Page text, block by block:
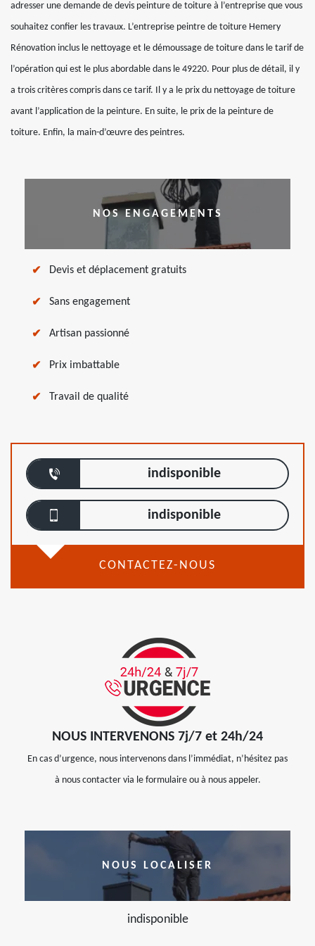
adresser une demande de devis peinture de toiture à l’entreprise que vous
souhaitez confier les travaux. L’entreprise peintre de toiture Hemery
Rénovation inclus le nettoyage et le démoussage de toiture dans le tarif de
l’opération qui est le plus abordable dans le 49220. Pour plus de détail, il y
a trois critères compris dans ce tarif. Il y a le prix du nettoyage de toiture
avant l’application de la peinture. En suite, le prix de la peinture de
toiture. Enfin, la main-d’œuvre des peintres.
NOS ENGAGEMENTS
Devis et déplacement gratuits
Sans engagement
Artisan passionné
Prix imbattable
Travail de qualité
indisponible
indisponible
CONTACTEZ-NOUS
NOUS INTERVENONS 7j/7 et 24h/24
En cas d’urgence, nous intervenons dans l’immédiat, n’hésitez pas
à nous contacter via le formulaire ou à nous appeler.
NOUS LOCALISER
indisponible